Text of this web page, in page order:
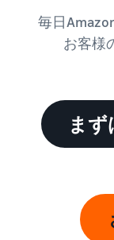
毎日
お客様
まず